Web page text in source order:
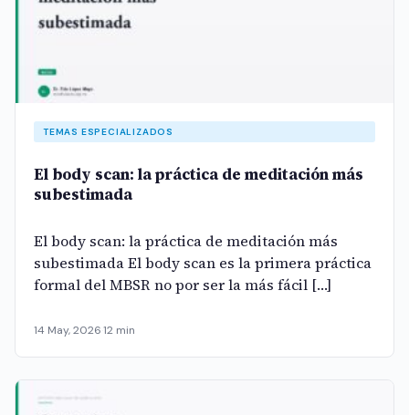
TEMAS ESPECIALIZADOS
El body scan: la práctica de meditación más
subestimada
El body scan: la práctica de meditación más
subestimada El body scan es la primera práctica
formal del MBSR no por ser la más fácil […]
14 May, 202612 min